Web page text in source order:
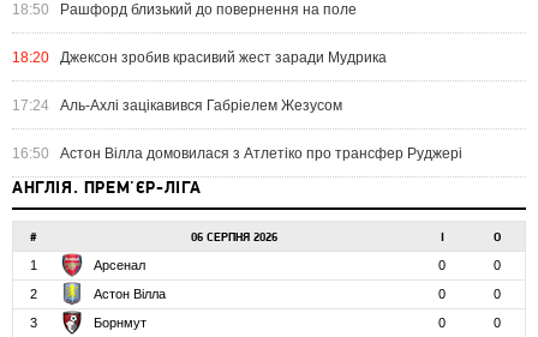
18:50 Рашфорд близький до повернення на поле
18:20 Джексон зробив красивий жест заради Мудрика
17:24 Аль-Ахлі зацікавився Габріелем Жезусом
16:50 Астон Вілла домовилася з Атлетіко про трансфер Руджері
АНГЛІЯ. ПРЕМ'ЄР-ЛІГА
# 06 СЕРПНЯ 2026 І О
1 Арсенал 0
0
2
Астон Вілла 0
0
3
Борнмут 0
0